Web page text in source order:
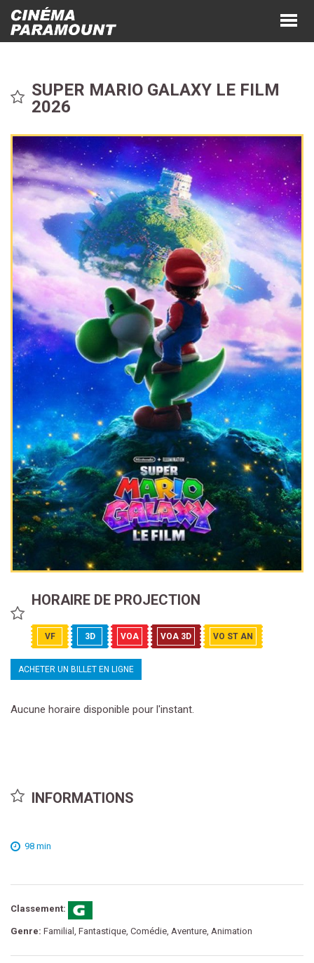
SUPER MARIO GALAXY LE FILM
2026
HORAIRE DE PROJECTION
VF 3D VOA VOA 3D VO ST AN
ACHETER UN BILLET EN LIGNE
Aucune horaire disponible pour l'instant.
INFORMATIONS
98 min
Classement:
Genre: Familial, Fantastique, Comédie, Aventure, Animation